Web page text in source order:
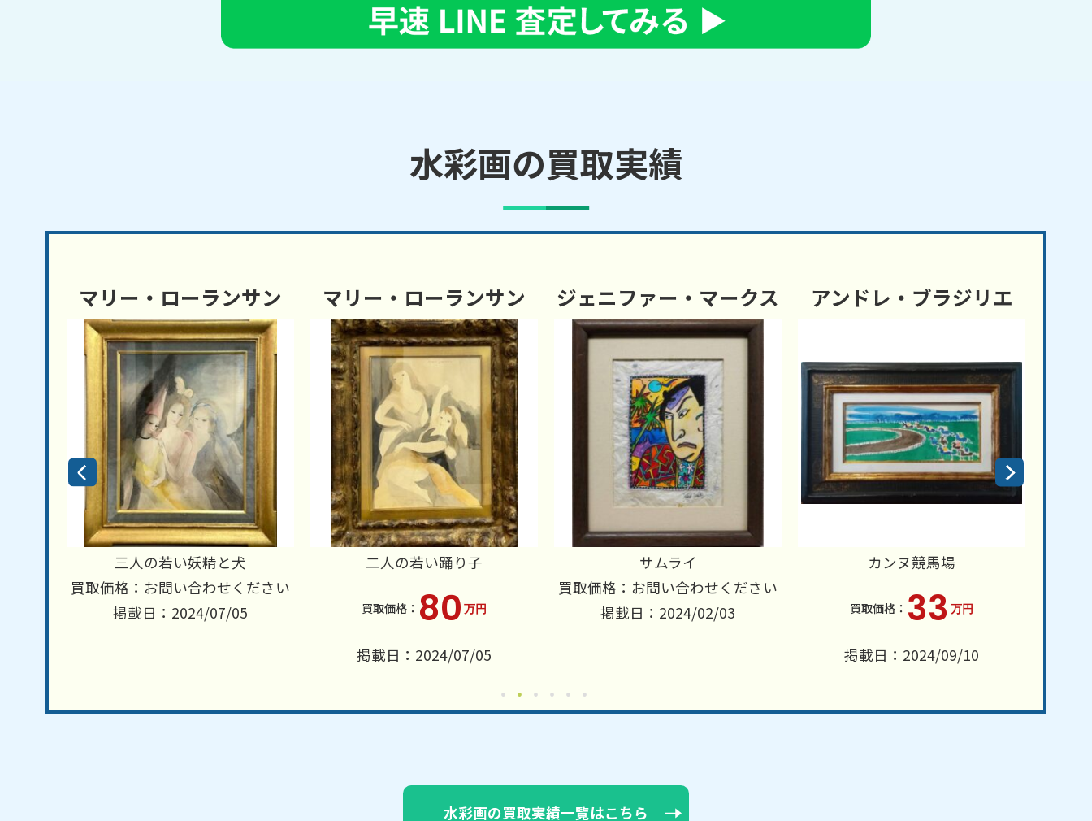
水彩画の買取実績
マリー・ローランサン
三人の若い妖精と犬
買取価格：お問い合わせください
掲載日：2024/07/05
マリー・ローランサン
二人の若い踊り子
80 万円
掲載日：2024/07/05
ジェニファー・マークス
サムライ
買取価格：お問い合わせください
掲載日：2024/02/03
アンドレ・ブラジリエ
カンヌ競馬場
33 万円
掲載日：2024/09/10
水彩画の買取実績一覧はこちら